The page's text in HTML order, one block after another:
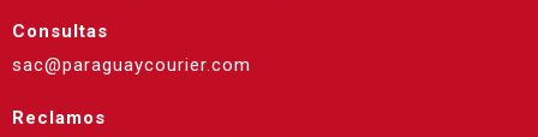
Consultas
sac@paraguaycourier.com
Reclamos